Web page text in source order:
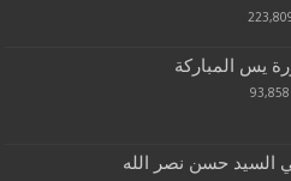
يس المباركة
93,858
السيد حسن نصر الله